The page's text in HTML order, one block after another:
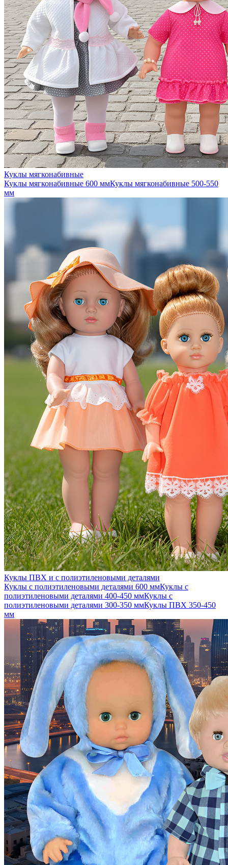
Куклы мягконабивные
Куклы мягконабивные 600 ммКуклы мягконабивные 500-550
мм
Куклы ПВХ и с полиэтиленовыми деталями
Куклы с полиэтиленовыми деталями 600 ммКуклы с
полиэтиленовыми деталями 400-450 ммКуклы с
полиэтиленовыми деталями 300-350 ммКуклы ПВХ 350-450
мм